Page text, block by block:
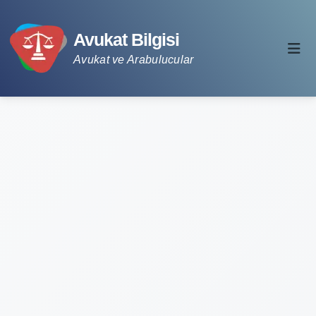
Avukat Bilgisi
Avukat ve Arabulucular